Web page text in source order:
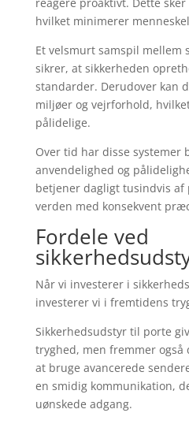
hvilket minimerer
Et velsmurt samspil mellem
sikrer, at sikkerheden
standarder. Derudover kan
miljøer og vejrforhold,
pålidelige.
Over tid har disse systemer
anvendelighed og
betjener dagligt tusindvis
verden med konsekvent
Fordele ved
Når vi investerer i
investerer vi i fremtidens
Sikkerhedsudstyr til porte
tryghed, men fremmer også
at bruge avancerede
en smidig kommunikation,
uønskede adgang.